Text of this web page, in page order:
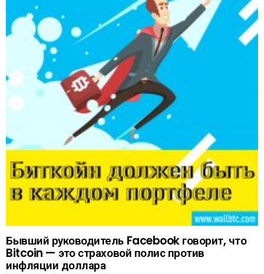
Бывший руководитель Facebook говорит, что
Bitcoin — это страховой полис против
инфляции доллара